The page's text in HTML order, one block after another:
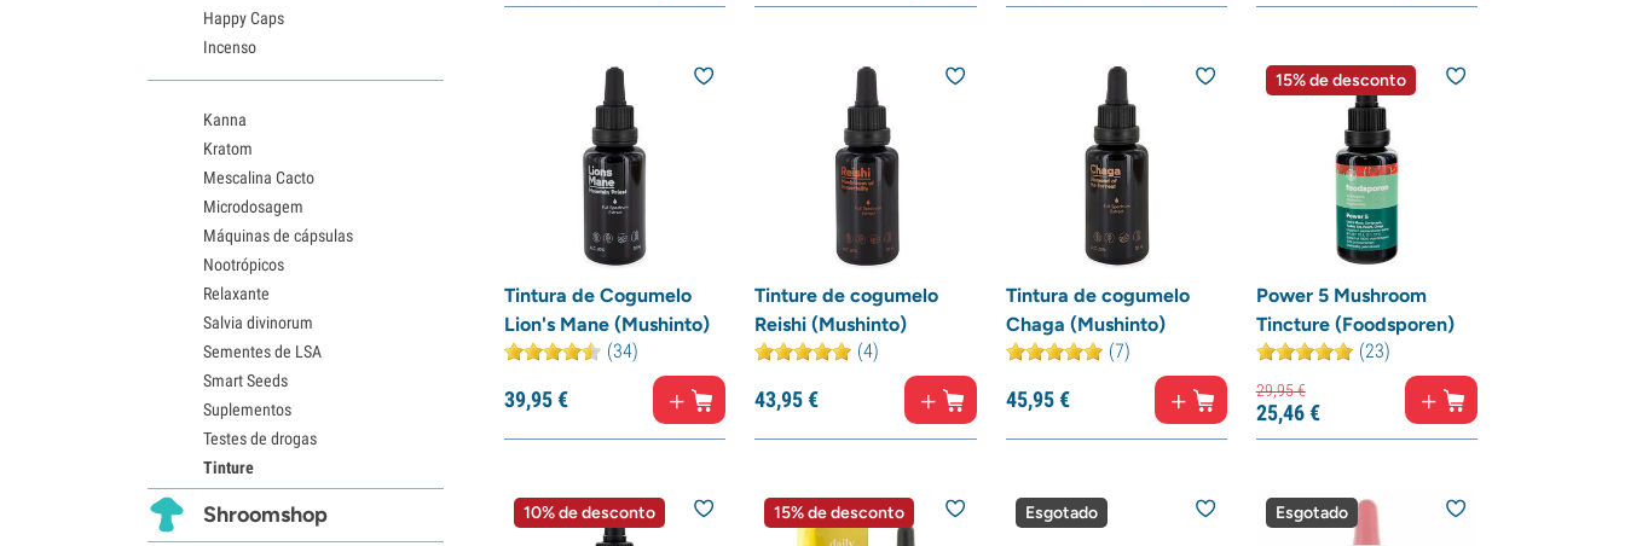
Tintura de Cogumelo
Lion's Mane (Mushinto)
(34)
39,95€
Tinture de cogumelo
Reishi (Mushinto)
(4)
43,95€
Tintura de cogumelo
Chaga (Mushinto)
(7)
45,95€
15% de desconto
Power 5 Mushroom
Tincture (Foodsporen)
(23)
29,95€
25,46€
10% de desconto 15% de desconto Esgotado Esgotado
Happy Caps
Incenso
Kanna
Kratom
Mescalina Cacto
Microdosagem
Máquinas de cápsulas
Nootrópicos
Relaxante
Salvia divinorum
Sementes de LSA
Smart Seeds
Suplementos
Testes de drogas
Tinture
Shroomshop